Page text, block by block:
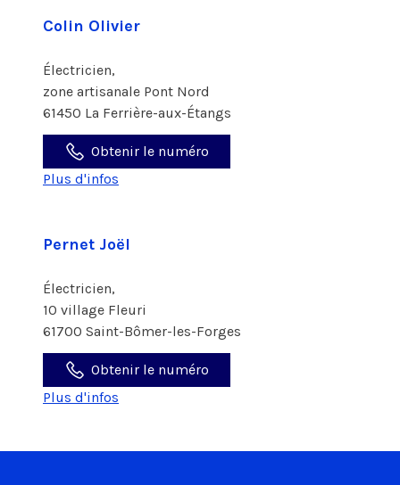
Colin Olivier
Électricien,
zone artisanale Pont Nord
61450 La Ferrière-aux-Étangs
Obtenir le numéro
Plus d'infos
Pernet Joël
Électricien,
10 village Fleuri
61700 Saint-Bômer-les-Forges
Obtenir le numéro
Plus d'infos